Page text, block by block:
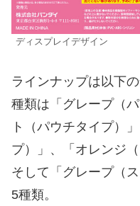
ディスプレイデザイン
ラインナップは以下
種類は「グレープ（
ト（パウチタイプ）
プ）」、「オレンジ
そして「グレープ（
5種類。